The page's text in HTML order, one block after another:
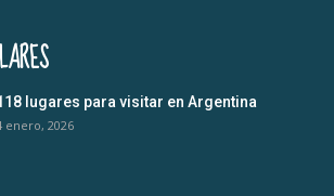
lugares para visitar en Argentina
enero, 2026